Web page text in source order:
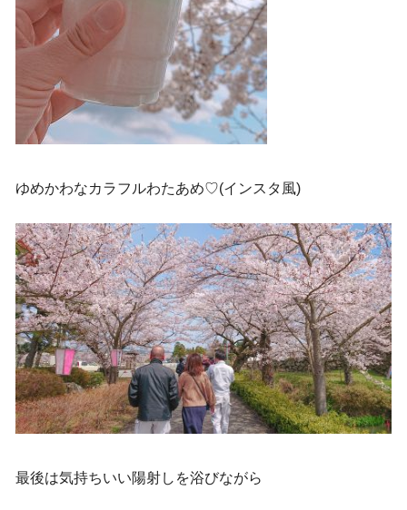
ゆめかわなカラフルわたあめ♡(インスタ風)
最後は気持ちいい陽射しを浴びながら